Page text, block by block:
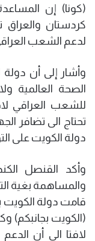
(كونا) إن
كردستان والعراق
لدعم الشعب
وأشار إلى أن
الصحة العالمية
للشعب العراقي
تحتاج الى تضافر
دولة الكويت على
وأكد القنصل
والمساهمة بغية
قامت دولة الكويت
(الكويت بجانبكم)
لافتا الى أن